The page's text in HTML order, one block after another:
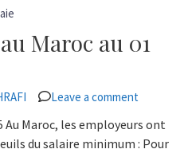
Maroc au 01
Leave a comment
Au Maroc, les employeurs ont
du salaire minimum : Pour